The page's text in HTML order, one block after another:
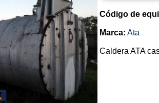
Código de
Marca: Ata
Caldera ATA